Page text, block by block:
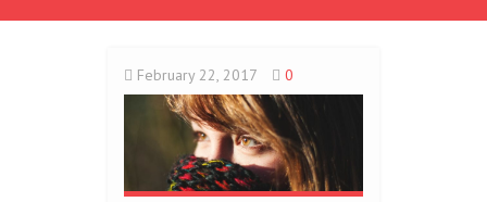
February 22, 2017 0